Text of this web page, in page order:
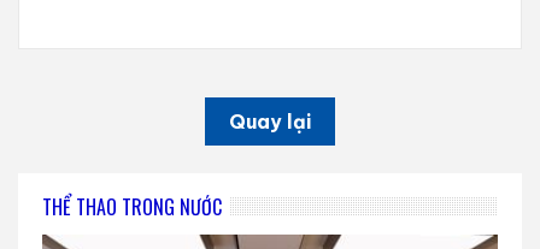
Quay lại
THỂ THAO TRONG NƯỚC